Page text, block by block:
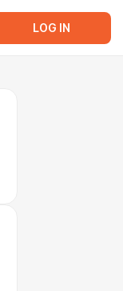
LOG IN